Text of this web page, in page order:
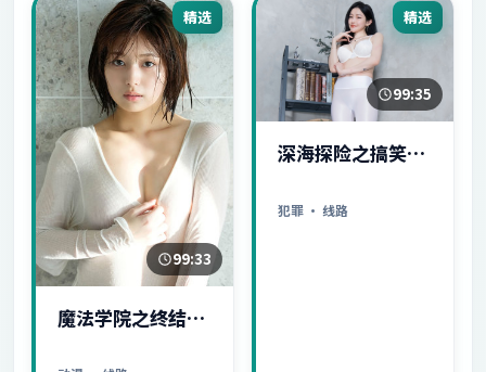
精选
99:33
魔法学院之终结序
精选
99:35
深海探险之搞笑日
犯罪 · 线路